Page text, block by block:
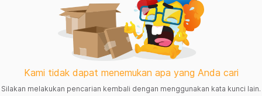
Kami tidak dapat menemukan apa yang Anda cari
Silakan melakukan pencarian kembali dengan menggunakan kata kunci lain.